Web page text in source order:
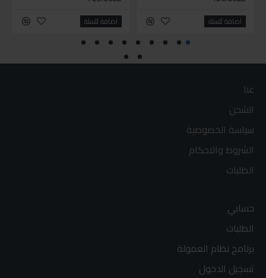
اضافة للسلة اضافة للسلة
عنا
الشحن
سياسة الخصوصية
الشروط والاحكام
الطلبات
حسابي
الطلبات
برنامج نظام العمولة
تسجيل الدخول